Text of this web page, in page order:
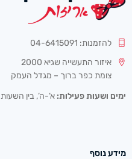
להזמנות: 04-6415091
איזור התעשייה שגיא 2000
צומת כפר ברוך – מגדל העמק
ימים ושעות פעילות: א’-ה’, בין השעות 08:30-16:30
מידע נוסף